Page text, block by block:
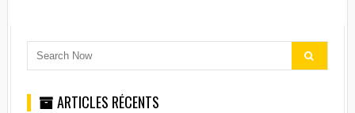
ARTICLES RÉCENTS